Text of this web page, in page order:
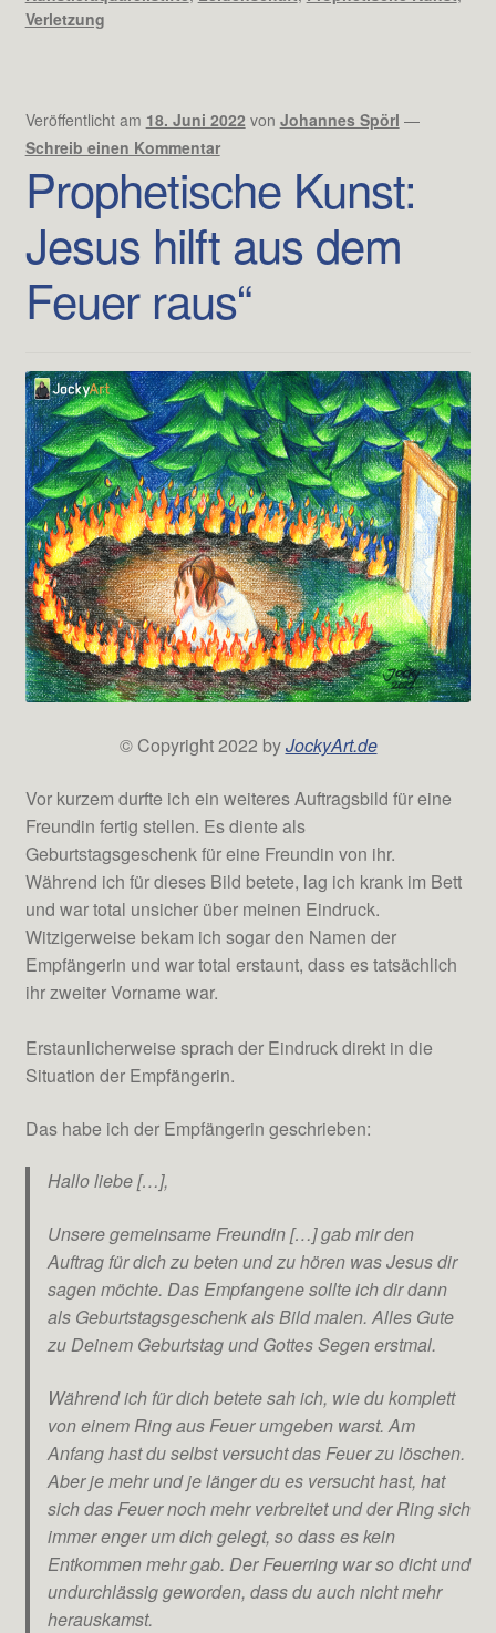
Verletzung
Veröffentlicht am 18. Juni 2022 von Johannes Spörl —
Schreib einen Kommentar
Prophetische Kunst:
Jesus hilft aus dem
Feuer raus“
© Copyright 2022 byJockyArt.de
Vor kurzem durfte ich ein weiteres Auftragsbild für eine
Freundin fertig stellen. Es diente als
Geburtstagsgeschenk für eine Freundin von ihr.
Während ich für dieses Bild betete, lag ich krank im Bett
und war total unsicher über meinen Eindruck.
Witzigerweise bekam ich sogar den Namen der
Empfängerin und war total erstaunt, dass es tatsächlich
ihr zweiter Vorname war.
Erstaunlicherweise sprach der Eindruck direkt in die
Situation der Empfängerin.
Das habe ich der Empfängerin geschrieben:
Hallo liebe […],
Unsere gemeinsame Freundin […] gab mir den
Auftrag für dich zu beten und zu hören was Jesus dir
sagen möchte. Das Empfangene sollte ich dir dann
als Geburtstagsgeschenk als Bild malen. Alles Gute
zu Deinem Geburtstag und Gottes Segen erstmal.
Während ich für dich betete sah ich, wie du komplett
von einem Ring aus Feuer umgeben warst. Am
Anfang hast du selbst versucht das Feuer zu löschen.
Aber je mehr und je länger du es versucht hast, hat
sich das Feuer noch mehr verbreitet und der Ring sich
immer enger um dich gelegt, so dass es kein
Entkommen mehr gab. Der Feuerring war so dicht und
undurchlässig geworden, dass du auch nicht mehr
herauskamst.